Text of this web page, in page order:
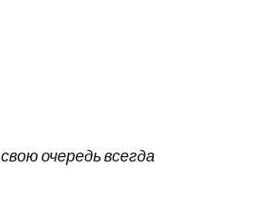
очередь всегда